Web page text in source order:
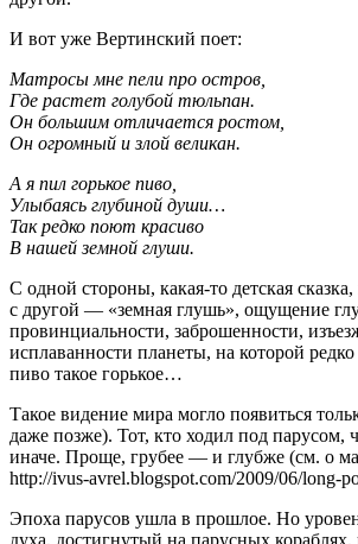
И вот уже Вертинский поет:
Матросы мне пели про остров,
Где растет голубой тюльпан.
Он большим отличается ростом,
Он огромный и злой великан.
А я пил горькое пиво,
Улыбаясь глубиной души…
Так редко поют красиво
В нашей земной глуши.
С одной стороны, какая-то детская
с другой — «земная глушь», ощущение
провинциальности, заброшенности,
исплаванности планеты, на которой
пиво такое горькое…
Такое видение мира могло появиться
даже позже). Тот, кто ходил под парусом,
иначе. Проще, грубее — и глубже (см. о
http://ivus-avrel.blogspot.com/2009/06/long-
Эпоха парусов ушла в прошлое. Но
духа, достигнутый на парусных